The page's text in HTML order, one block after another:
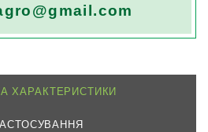
ХАРАКТЕРИСТИКИ